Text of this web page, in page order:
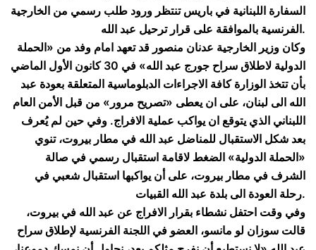
السفارة اللبنانية في باريس تنتظر ورود طلب رسمي من الخارجية
الفرنسية بالموافقة على قرار ترحيل عبد الله.
وكان وزير الخارجية عدنان منصور قد تعهد امام وفد من «الحملة
الدولية لاطلاق سراح جورج عبد الله» في 30 كانون الأول الماضي
بأن تتخذ الوزارة كافة الاجراءات الدبلوماسية المتعلقة بعودة عبد
الله الى لبنان، على ان يعطى «تصريح مرور» من قبل الأمن العام
اللبناني الذي يتوقع ان يواكب عملية الافراج. وفي حين لم يُعرف
بعد شكل الاستقبال للمناضل عبد الله في مطار بيروت، تنوي
«الحملة الدولية» الضغط لاقامة استقبال رسمي في صالة
الشرف في مطار بيروت، على أن يواكبها استقبال شعبي في
رحلة العودة الى بلدة عبد الله القبيات.
وفي وقت احتفل نشطاء بقرار الافراج عن عبد الله في بيروت،
قالت سوزان لو مانسو، العضو في اللجنة الفرنسية لإطلاق سراح